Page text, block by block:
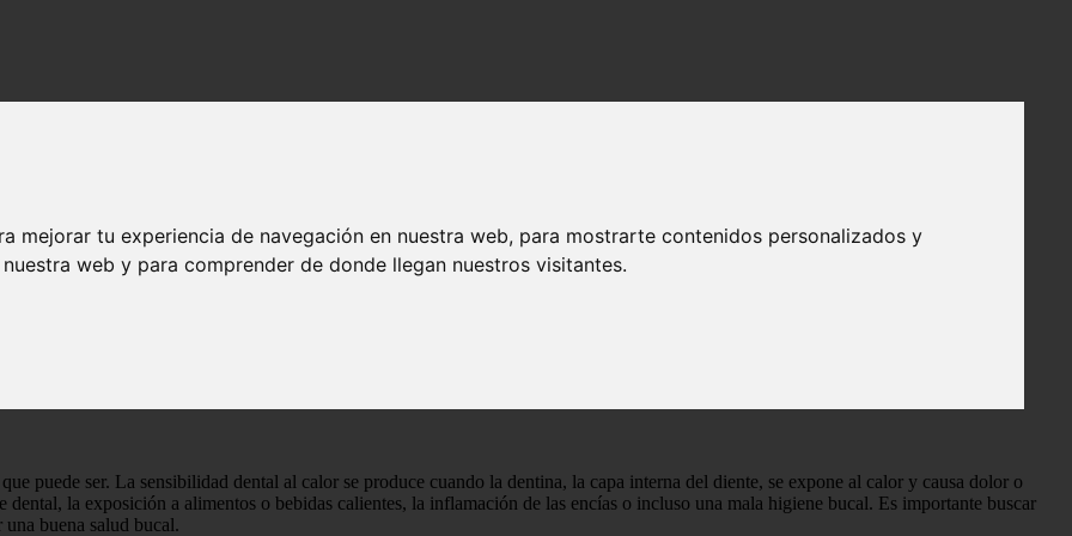
mejorar tu experiencia de navegación en nuestra web, para mostrarte contenidos personalizados y
web y para comprender de donde llegan nuestros visitantes.
al calor - Salud dental
dental al calor - Salud dental
puede ser. La sensibilidad dental al calor se produce cuando la dentina, la capa interna del diente, se expone al calor y causa dolor o
dental, la exposición a alimentos o bebidas calientes, la inflamación de las encías o incluso una mala higiene bucal. Es importante buscar
buena salud bucal.